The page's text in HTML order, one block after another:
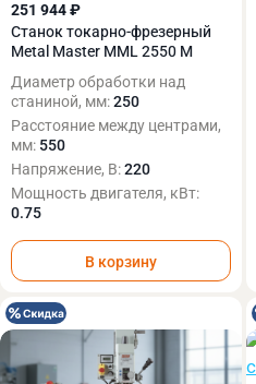
251 944 ₽
Станок токарно-фрезерный
Metal Master MML 2550 M
Диаметр обработки над
станиной, мм:250
Расстояние между центрами,
мм: 550
Напряжение, В:220
Мощность двигателя, кВт:
0.75
В корзину